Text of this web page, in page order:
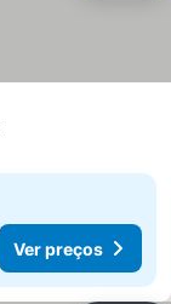
Ver preços